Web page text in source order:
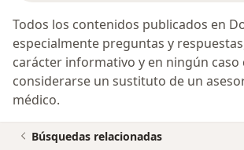
Todos los contenidos publicados en
especialmente preguntas y
carácter informativo y en ningún caso
considerarse un sustituto de un
médico.
Búsquedas relacionadas